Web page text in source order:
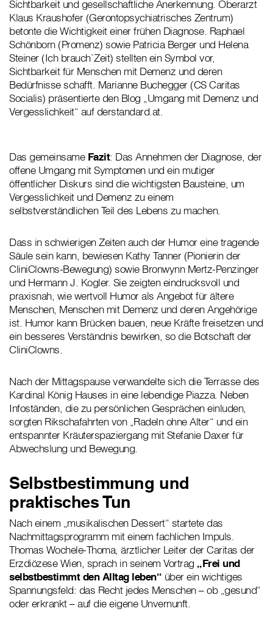
Sichtbarkeit und gesellschaftliche Anerkennung. Oberarzt
Klaus Kraushofer (Gerontopsychiatrisches Zentrum)
betonte die Wichtigkeit einer frühen Diagnose. Raphael
Schönborn (Promenz) sowie Patricia Berger und Helena
Steiner (Ich brauch`Zeit) stellten ein Symbol vor,
Sichtbarkeit für Menschen mit Demenz und deren
Bedürfnisse schafft. Marianne Buchegger (CS Caritas
Socialis) präsentierte den Blog „Umgang mit Demenz und
Vergesslichkeit“ auf derstandard.at.
Das gemeinsame Fazit: Das Annehmen der Diagnose, der
offene Umgang mit Symptomen und ein mutiger
öffentlicher Diskurs sind die wichtigsten Bausteine, um
Vergesslichkeit und Demenz zu einem
selbstverständlichen Teil des Lebens zu machen.
Dass in schwierigen Zeiten auch der Humor eine tragende
Säule sein kann, bewiesen Kathy Tanner (Pionierin der
CliniClowns-Bewegung) sowie Bronwynn Mertz-Penzinger
und Hermann J. Kogler. Sie zeigten eindrucksvoll und
praxisnah, wie wertvoll Humor als Angebot für ältere
Menschen, Menschen mit Demenz und deren Angehörige
ist. Humor kann Brücken bauen, neue Kräfte freisetzen und
ein besseres Verständnis bewirken, so die Botschaft der
CliniClowns.
Nach der Mittagspause verwandelte sich die Terrasse des
Kardinal König Hauses in eine lebendige Piazza. Neben
Infoständen, die zu persönlichen Gesprächen einluden,
sorgten Rikschafahrten von „Radeln ohne Alter“ und ein
entspannter Kräuterspaziergang mit Stefanie Daxer für
Abwechslung und Bewegung.
Selbstbestimmung und
praktisches Tun
Nach einem „musikalischen Dessert“ startete das
Nachmittagsprogramm mit einem fachlichen Impuls.
Thomas Wochele-Thoma, ärztlicher Leiter der Caritas der
Erzdiözese Wien, sprach in seinem Vortrag „Frei und
selbstbestimmt den Alltag leben“ über ein wichtiges
Spannungsfeld: das Recht jedes Menschen – ob „gesund“
oder erkrankt – auf die eigene Unvernunft.